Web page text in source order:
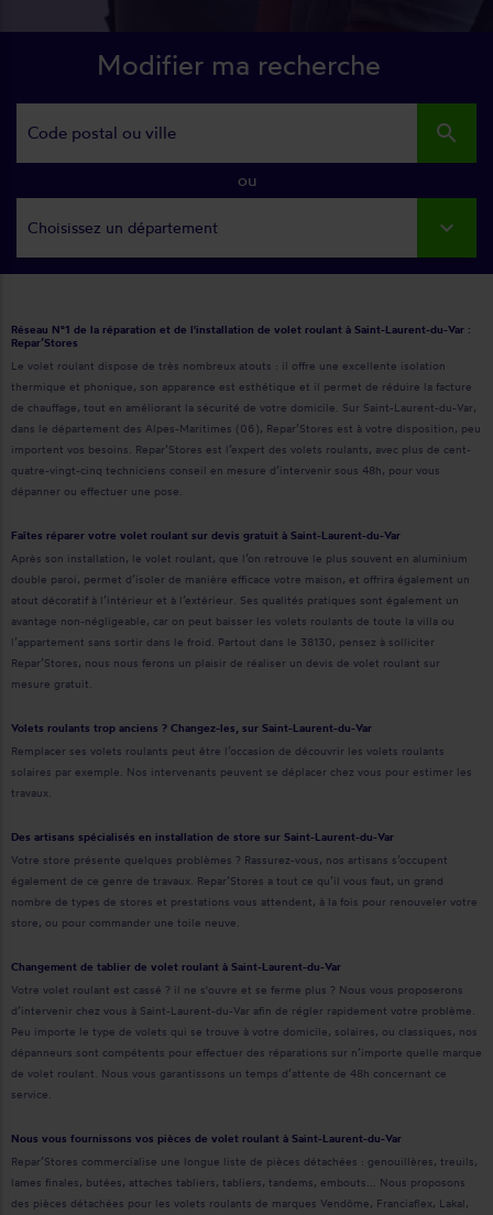
Modifier ma recherche
search
ou
Choisissez un département
Réseau N°1 de la réparation et de l'installation de volet roulant à Saint-Laurent-du-Var :
Repar’Stores
Le volet roulant dispose de très nombreux atouts : il offre une excellente isolation
thermique et phonique, son apparence est esthétique et il permet de réduire la facture
de chauffage, tout en améliorant la sécurité de votre domicile. Sur Saint-Laurent-du-Var,
dans le département des Alpes-Maritimes (06), Repar’Stores est à votre disposition, peu
importent vos besoins. Repar’Stores est l’expert des volets roulants, avec plus de cent-
quatre-vingt-cinq techniciens conseil en mesure d’intervenir sous 48h, pour vous
dépanner ou effectuer une pose.
Faîtes réparer votre volet roulant sur devis gratuit à Saint-Laurent-du-Var
Après son installation, le volet roulant, que l’on retrouve le plus souvent en aluminium
double paroi, permet d’isoler de manière efficace votre maison, et offrira également un
atout décoratif à l’intérieur et à l’extérieur. Ses qualités pratiques sont également un
avantage non-négligeable, car on peut baisser les volets roulants de toute la villa ou
l’appartement sans sortir dans le froid. Partout dans le 38130, pensez à solliciter
Repar’Stores, nous nous ferons un plaisir de réaliser un devis de volet roulant sur
mesure gratuit.
Volets roulants trop anciens ? Changez-les, sur Saint-Laurent-du-Var
Remplacer ses volets roulants peut être l’occasion de découvrir les volets roulants
solaires par exemple. Nos intervenants peuvent se déplacer chez vous pour estimer les
travaux.
Des artisans spécialisés en installation de store sur Saint-Laurent-du-Var
Votre store présente quelques problèmes ? Rassurez-vous, nos artisans s’occupent
également de ce genre de travaux. Repar’Stores a tout ce qu’il vous faut, un grand
nombre de types de stores et prestations vous attendent, à la fois pour renouveler votre
store, ou pour commander une toile neuve.
Changement de tablier de volet roulant à Saint-Laurent-du-Var
Votre volet roulant est cassé ? il ne s'ouvre et se ferme plus ? Nous vous proposerons
d’intervenir chez vous à Saint-Laurent-du-Var afin de régler rapidement votre problème.
Peu importe le type de volets qui se trouve à votre domicile, solaires, ou classiques, nos
dépanneurs sont compétents pour effectuer des réparations sur n’importe quelle marque
de volet roulant. Nous vous garantissons un temps d’attente de 48h concernant ce
service.
Nous vous fournissons vos pièces de volet roulant à Saint-Laurent-du-Var
Repar’Stores commercialise une longue liste de pièces détachées : genouillères, treuils,
lames finales, butées, attaches tabliers, tabliers, tandems, embouts... Nous proposons
des pièces détachées pour les volets roulants de marques Vendôme, Franciaflex, Lakal,